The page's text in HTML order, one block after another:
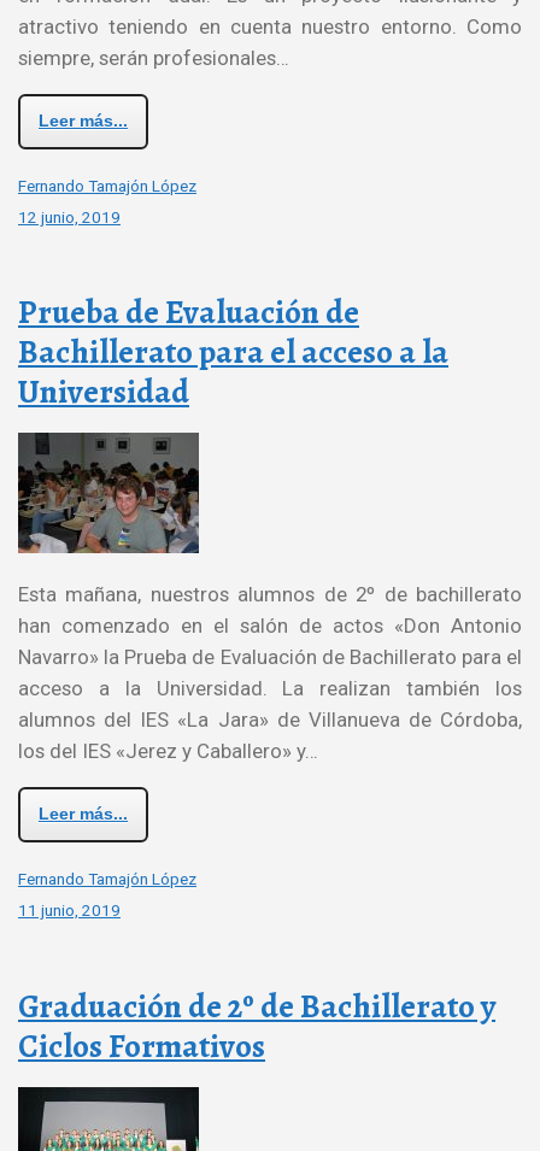
atractivo teniendo en cuenta nuestro entorno. Como
siempre, serán profesionales…
Leer más...
Fernando Tamajón López
12 junio, 2019
Prueba de Evaluación de
Bachillerato para el acceso a la
Universidad
Esta mañana, nuestros alumnos de 2º de bachillerato
han comenzado en el salón de actos «Don Antonio
Navarro» la Prueba de Evaluación de Bachillerato para el
acceso a la Universidad. La realizan también los
alumnos del IES «La Jara» de Villanueva de Córdoba,
los del IES «Jerez y Caballero» y…
Leer más...
Fernando Tamajón López
11 junio, 2019
Graduación de 2º de Bachillerato y
Ciclos Formativos